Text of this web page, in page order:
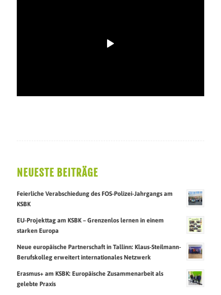
NEUESTE BEITRÄGE
Feierliche Verabschiedung des FOS-Polizei-Jahrgangs am
KSBK
EU-Projekttag am KSBK – Grenzenlos lernen in einem
starken Europa
Neue europäische Partnerschaft in Tallinn: Klaus-Steilmann-
Berufskolleg erweitert internationales Netzwerk
Erasmus+ am KSBK: Europäische Zusammenarbeit als
gelebte Praxis